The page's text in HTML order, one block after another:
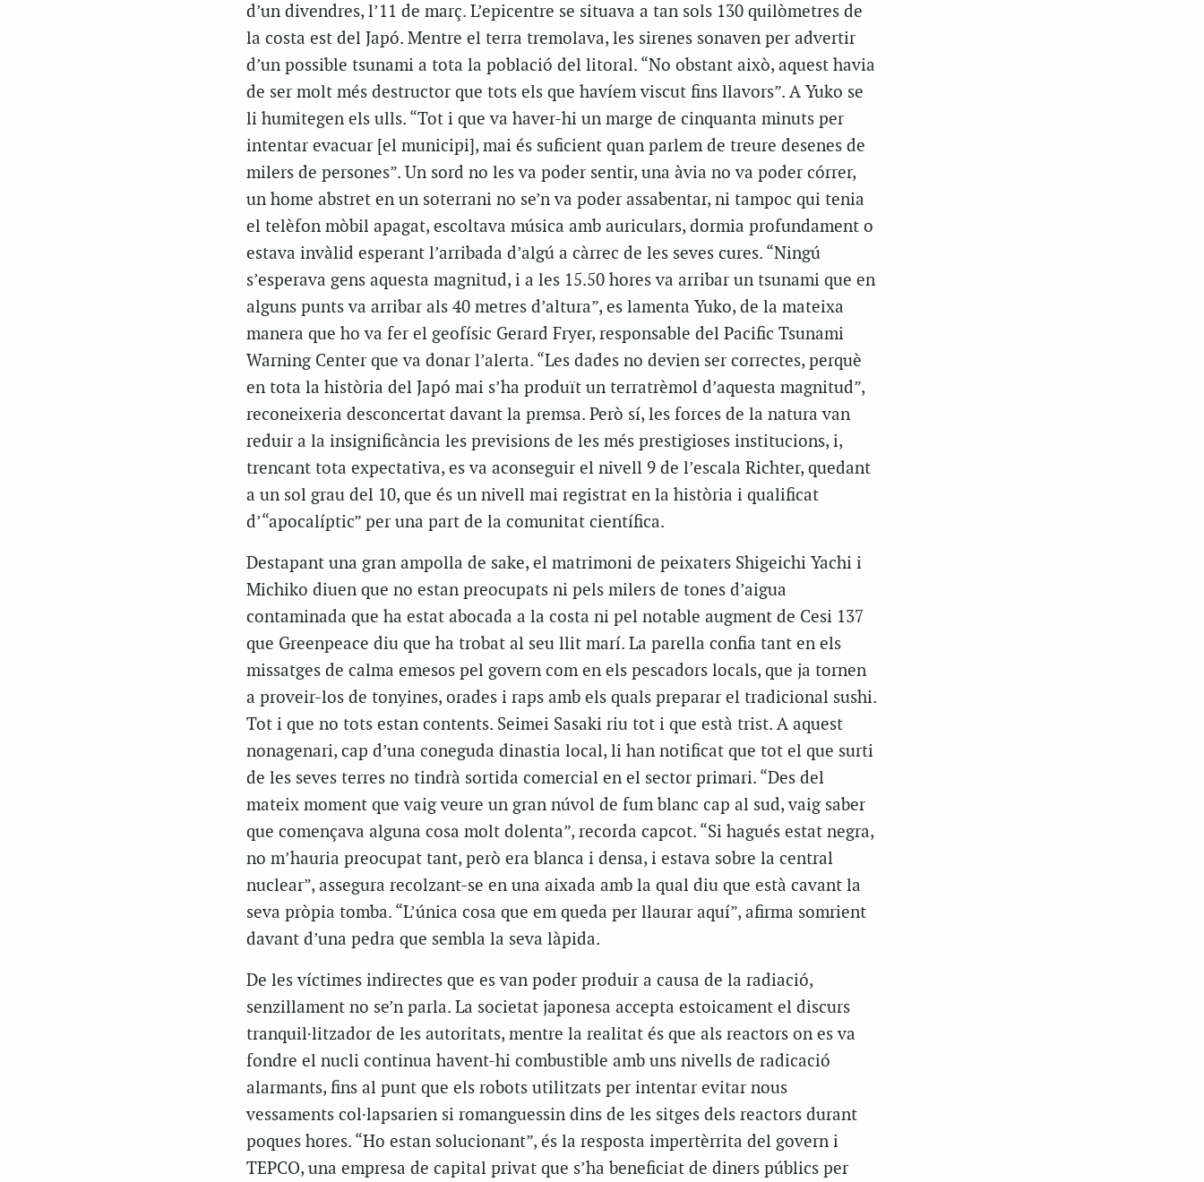
d’un divendres, l’11 de març. L’epicentre se situava a tan sols 130 quilòmetres de
la costa est del Japó. Mentre el terra tremolava, les sirenes sonaven per advertir
d’un possible tsunami a tota la població del litoral. “No obstant això, aquest havia
de ser molt més destructor que tots els que havíem viscut fins llavors”. A Yuko se
li humitegen els ulls. “Tot i que va haver-hi un marge de cinquanta minuts per
intentar evacuar [el municipi], mai és suficient quan parlem de treure desenes de
milers de persones”. Un sord no les va poder sentir, una àvia no va poder córrer,
un home abstret en un soterrani no se’n va poder assabentar, ni tampoc qui tenia
el telèfon mòbil apagat, escoltava música amb auriculars, dormia profundament o
estava invàlid esperant l’arribada d’algú a càrrec de les seves cures. “Ningú
s’esperava gens aquesta magnitud, i a les 15.50 hores va arribar un tsunami que en
alguns punts va arribar als 40 metres d’altura”, es lamenta Yuko, de la mateixa
manera que ho va fer el geofísic Gerard Fryer, responsable del Pacific Tsunami
Warning Center que va donar l’alerta. “Les dades no devien ser correctes, perquè
en tota la història del Japó mai s’ha produït un terratrèmol d’aquesta magnitud”,
reconeixeria desconcertat davant la premsa. Però sí, les forces de la natura van
reduir a la insignificància les previsions de les més prestigioses institucions, i,
trencant tota expectativa, es va aconseguir el nivell 9 de l’escala Richter, quedant
a un sol grau del 10, que és un nivell mai registrat en la història i qualificat
d’“apocalíptic” per una part de la comunitat científica.
Destapant una gran ampolla de sake, el matrimoni de peixaters Shigeichi Yachi i
Michiko diuen que no estan preocupats ni pels milers de tones d’aigua
contaminada que ha estat abocada a la costa ni pel notable augment de Cesi 137
que Greenpeace diu que ha trobat al seu llit marí. La parella confia tant en els
missatges de calma emesos pel govern com en els pescadors locals, que ja tornen
a proveir-los de tonyines, orades i raps amb els quals preparar el tradicional sushi.
Tot i que no tots estan contents. Seimei Sasaki riu tot i que està trist. A aquest
nonagenari, cap d’una coneguda dinastia local, li han notificat que tot el que surti
de les seves terres no tindrà sortida comercial en el sector primari. “Des del
mateix moment que vaig veure un gran núvol de fum blanc cap al sud, vaig saber
que començava alguna cosa molt dolenta”, recorda capcot. “Si hagués estat negra,
no m’hauria preocupat tant, però era blanca i densa, i estava sobre la central
nuclear”, assegura recolzant-se en una aixada amb la qual diu que està cavant la
seva pròpia tomba. “L’única cosa que em queda per llaurar aquí”, afirma somrient
davant d’una pedra que sembla la seva làpida.
De les víctimes indirectes que es van poder produir a causa de la radiació,
senzillament no se’n parla. La societat japonesa accepta estoicament el discurs
tranquil·litzador de les autoritats, mentre la realitat és que als reactors on es va
fondre el nucli continua havent-hi combustible amb uns nivells de radicació
alarmants, fins al punt que els robots utilitzats per intentar evitar nous
vessaments col·lapsarien si romanguessin dins de les sitges dels reactors durant
poques hores. “Ho estan solucionant”, és la resposta impertèrrita del govern i
TEPCO, una empresa de capital privat que s’ha beneficiat de diners públics per